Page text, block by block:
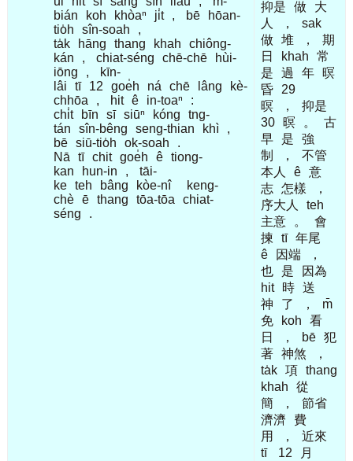
bián
koh khòaⁿ ji̍t , bē
hōan-
tio̍h
sîn-soah
,
ta̍k
hāng thang khah
chiông-
kán
, chiat-séng chē-chē
hùi-
iōng
,
kīn-
lâi
tī 12 goe̍h ná chē lâng
kè-
chhōa
, hit ê in-toaⁿ
:
chi̍t
bīn sī siūⁿ kóng
tng-
tán
sîn-bêng seng-thian khì
,
bē siū-tio̍h ok-soah
.
Nā
tī chit goe̍h ê tiong-
kan
hun-in ,
tāi-
ke teh bâng kòe-nî
keng-
chè ē thang tōa-tōa
chiat-
séng
.
抑是
做
大
人
，
sak
做 堆 ，
期
日
khah
常
是
過 年
暝
昏
29
暝
，
抑是
30
暝 。
古
早
是
強
制
，
不管
本人
ê 意
志 怎樣
，
序大人
teh
主意
。
會
揀
tī 年尾
ê
因端
，
也
是
因為
hit
時 送
神
了 ，
m̄
免
koh
看
日
， bē 犯
著 神煞
，
ta̍k 項 thang
khah
從
簡
，
節省
濟濟
費
用
，
近來
tī
12
月